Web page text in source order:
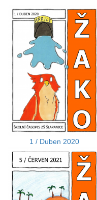
1 / Duben 2020